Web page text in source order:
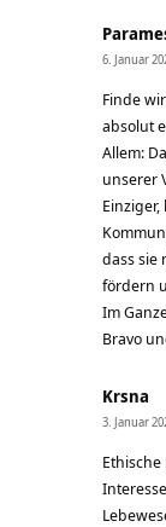
6. Januar
Finde
absolut
Allem:
unserer
dass sie
fördern
Im
Bravo
Krsna
3. Januar